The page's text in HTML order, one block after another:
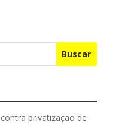
Buscar
privatização de